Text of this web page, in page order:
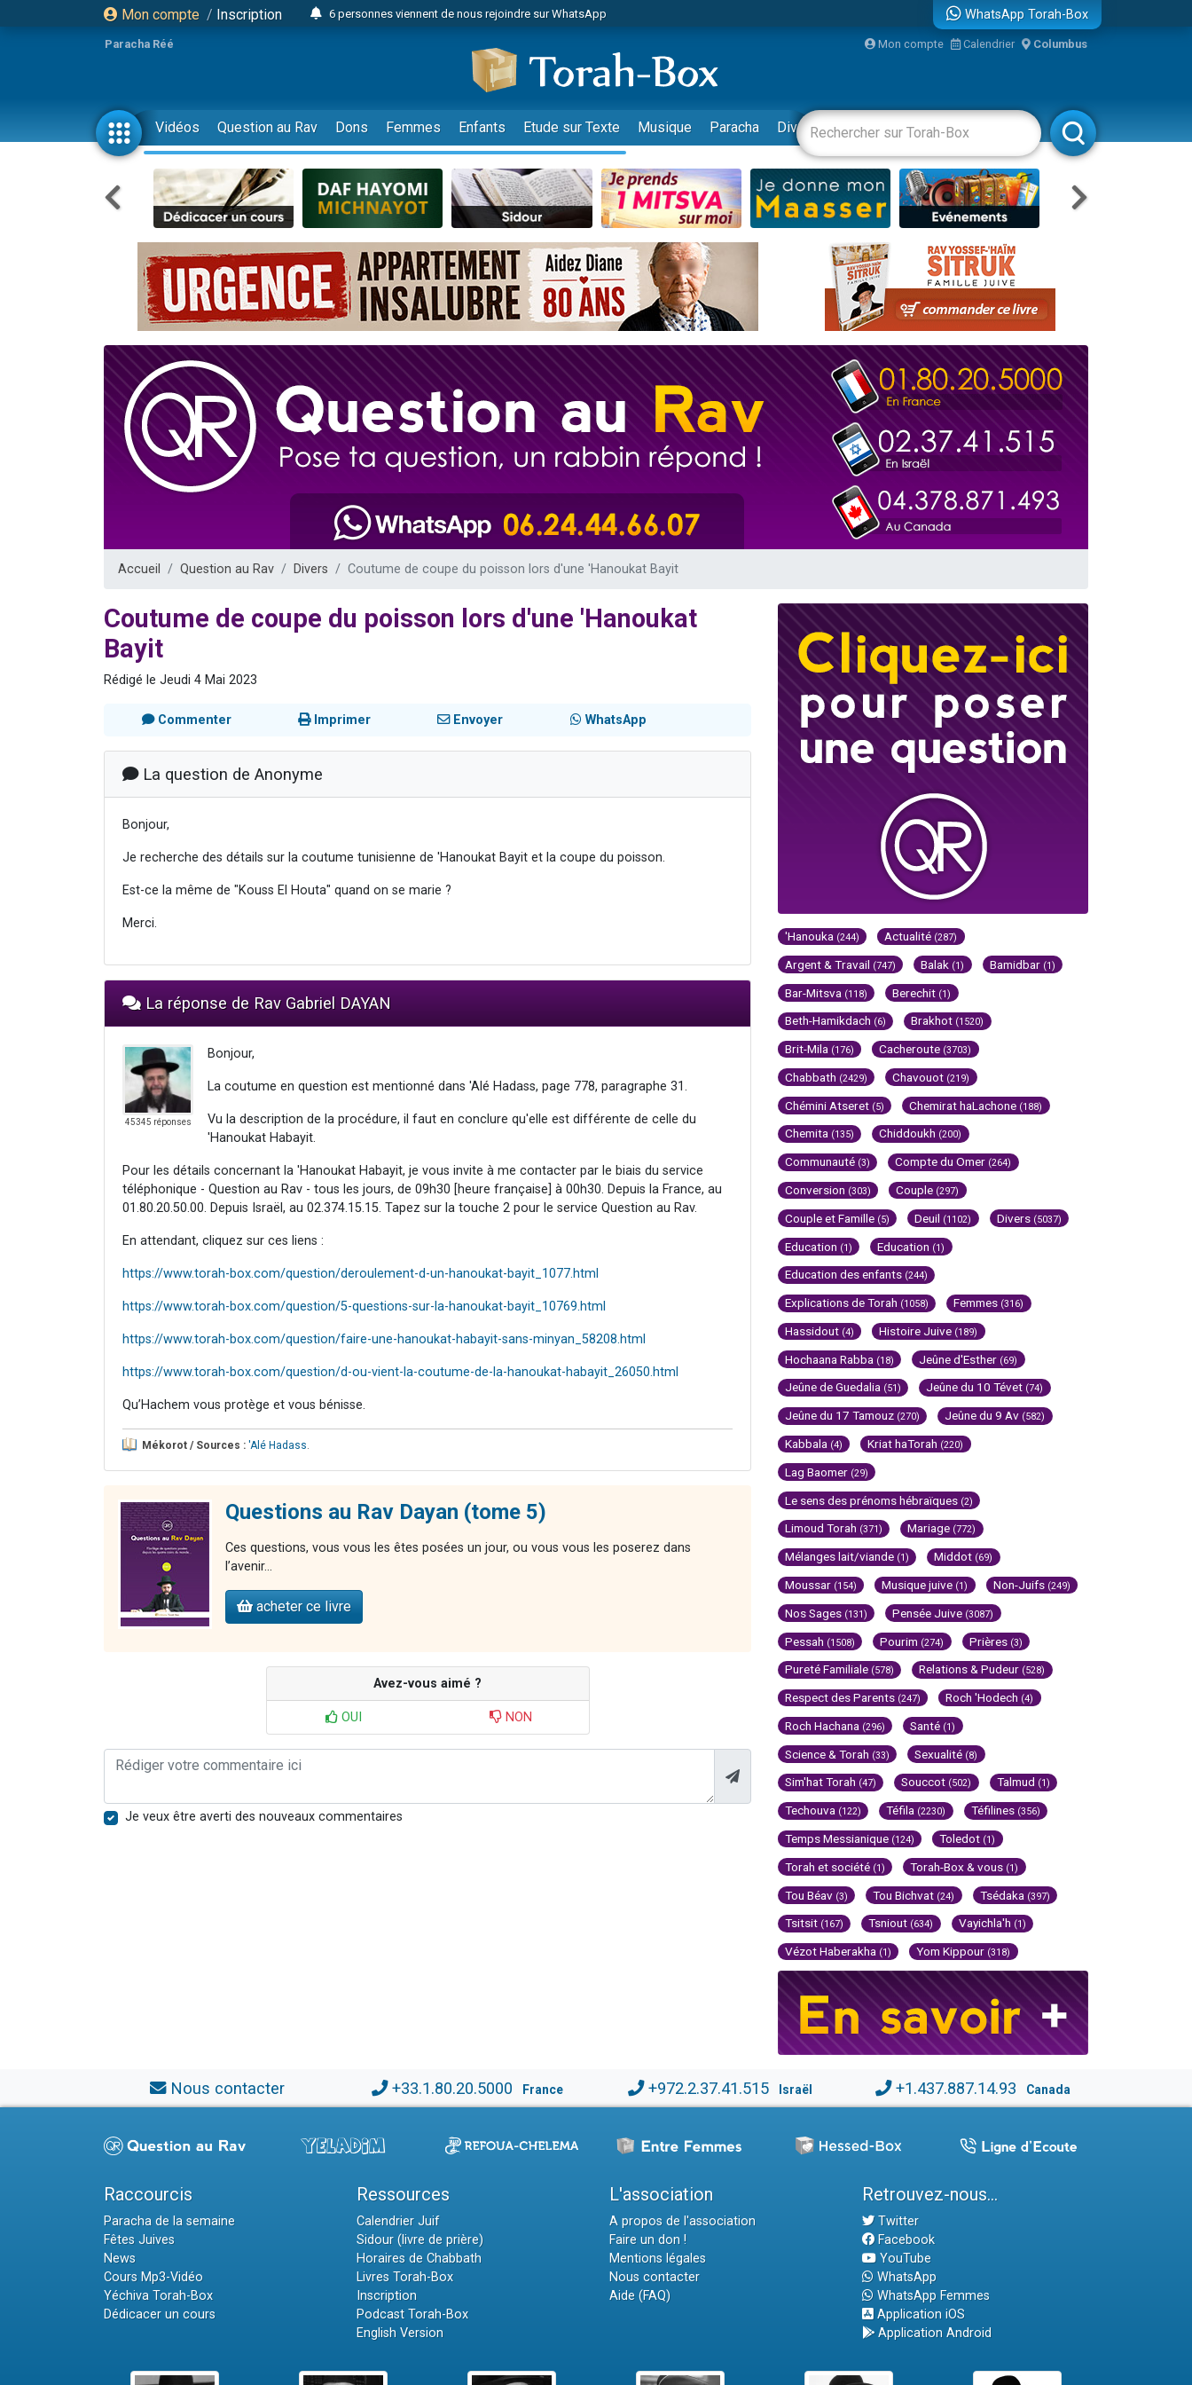
Mon compte / Inscription
6 personnes viennent de nous rejoindre sur WhatsApp
2 personnes viennent de faire un don pour 1 Journée de Vacances Pour les Enfants
17 personnes viennent de demander une bénédiction
4 personnes viennent de nous rejoindre sur WhatsApp
Il reste 49 places pour étudier en groupe sur Zoom
23 personnes viennent de faire un don pour Diane, 80 ans, dans un appartement insalubre
Eva vient de donner son Maasser
4 personnes viennent de nous rejoindre sur WhatsApp
3 personnes viennent de nous rejoindre sur WhatsApp
3 personnes viennent de faire un don pour 5 jours de vacances aux Orphelins
Odaya vient de donner son Maasser
13 personnes viennent de demander une bénédiction
2 personnes viennent de nous rejoindre sur WhatsApp
30 personnes viennent de faire un don pour Sauvez la jambe de Yohan
Il reste 49 places pour étudier en groupe sur Zoom
3 personnes viennent de nous rejoindre sur WhatsApp
2 personnes viennent de nous rejoindre sur WhatsApp
2 personnes viennent de nous rejoindre sur WhatsApp
WhatsApp Torah-Box
Paracha Réé Mon compte Calendrier Columbus
Vidéos Question au Rav Dons Femmes Enfants Etude sur Texte Musique Paracha Divertissements Livres Rabbanim
Accueil Question au Rav Divers Coutume de coupe du poisson lors d'une 'Hanoukat Bayit
Coutume de coupe du poisson lors d'une 'Hanoukat
Bayit
Rédigé le Jeudi 4 Mai 2023
Commenter Imprimer Envoyer WhatsApp
La question de Anonyme
Bonjour,
Je recherche des détails sur la coutume tunisienne de 'Hanoukat Bayit et la coupe du poisson.
Est-ce la même de "Kouss El Houta" quand on se marie ?
Merci.
La réponse de Rav Gabriel DAYAN
45345 réponses
Bonjour,
La coutume en question est mentionné dans 'Alé Hadass, page 778, paragraphe 31.
Vu la description de la procédure, il faut en conclure qu'elle est différente de celle du
'Hanoukat Habayit.
Pour les détails concernant la 'Hanoukat Habayit, je vous invite à me contacter par le biais du service
téléphonique - Question au Rav - tous les jours, de 09h30 [heure française] à 00h30. Depuis la France, au
01.80.20.50.00. Depuis Israël, au 02.374.15.15. Tapez sur la touche 2 pour le service Question au Rav.
En attendant, cliquez sur ces liens :
https://www.torah-box.com/question/deroulement-d-un-hanoukat-bayit_1077.html
https://www.torah-box.com/question/5-questions-sur-la-hanoukat-bayit_10769.html
https://www.torah-box.com/question/faire-une-hanoukat-habayit-sans-minyan_58208.html
https://www.torah-box.com/question/d-ou-vient-la-coutume-de-la-hanoukat-habayit_26050.html
Qu’Hachem vous protège et vous bénisse.
Mékorot / Sources : 'Alé Hadass
Questions au Rav Dayan (tome 5)
Ces questions, vous vous les êtes posées un jour, ou vous vous les poserez dans
l’avenir…
acheter ce livre
Avez-vous aimé ?
OUI NON
Je veux être averti des nouveaux commentaires
'Hanouka (244) Actualité (287)
Argent & Travail (747) Balak (1) Bamidbar (1)
Bar-Mitsva (118) Berechit (1)
Beth-Hamikdach (6) Brakhot (1520)
Brit-Mila (176) Cacheroute (3703)
Chabbath (2429) Chavouot (219)
Chémini Atseret (5) Chemirat haLachone (188)
Chemita (135) Chiddoukh (200)
Communauté (3) Compte du Omer (264)
Conversion (303) Couple (297)
Couple et Famille (5) Deuil (1102) Divers (5037)
Education (1) Education (1)
Education des enfants (244)
Explications de Torah (1058) Femmes (316)
Hassidout (4) Histoire Juive (189)
Hochaana Rabba (18) Jeûne d'Esther (69)
Jeûne de Guedalia (51) Jeûne du 10 Tévet (74)
Jeûne du 17 Tamouz (270) Jeûne du 9 Av (582)
Kabbala (4) Kriat haTorah (220)
Lag Baomer (29)
Le sens des prénoms hébraïques (2)
Limoud Torah (371) Mariage (772)
Mélanges lait/viande (1) Middot (69)
Moussar (154) Musique juive (1) Non-Juifs (249)
Nos Sages (131) Pensée Juive (3087)
Pessah (1508) Pourim (274) Prières (3)
Pureté Familiale (578) Relations & Pudeur (528)
Respect des Parents (247) Roch 'Hodech (4)
Roch Hachana (296) Santé (1)
Science & Torah (33) Sexualité (8)
Sim'hat Torah (47) Souccot (502) Talmud (1)
Techouva (122) Téfila (2230) Téfilines (356)
Temps Messianique (124) Toledot (1)
Torah et société (1) Torah-Box & vous (1)
Tou Béav (3) Tou Bichvat (24) Tsédaka (397)
Tsitsit (167) Tsniout (634) Vayichla'h (1)
Vézot Haberakha (1) Yom Kippour (318)
Nous contacter +33.1.80.20.5000 France +972.2.37.41.515 Israël +1.437.887.14.93 Canada
Raccourcis
Paracha de la semaine
Fêtes Juives
News
Cours Mp3-Vidéo
Yéchiva Torah-Box
Dédicacer un cours
Ressources
Calendrier Juif
Sidour (livre de prière)
Horaires de Chabbath
Livres Torah-Box
Inscription
Podcast Torah-Box
English Version
L'association
A propos de l'association
Faire un don !
Mentions légales
Nous contacter
Aide (FAQ)
Retrouvez-nous...
Twitter
Facebook
YouTube
WhatsApp
WhatsApp Femmes
Application iOS
Application Android